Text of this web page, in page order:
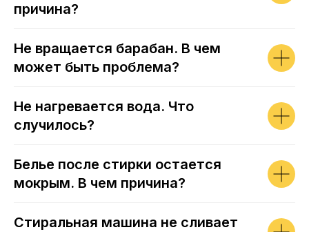
причина?
Не вращается барабан. В чем
может быть проблема?
Не нагревается вода. Что
случилось?
Белье после стирки остается
мокрым. В чем причина?
Стиральная машина не сливает